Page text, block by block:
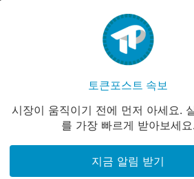
라운지 커뮤니티
토큰포스트 속보
시장이 움직이기 전에 먼저 아세요.
를 가장 빠르게 받아보세요.
지금 알림 받기